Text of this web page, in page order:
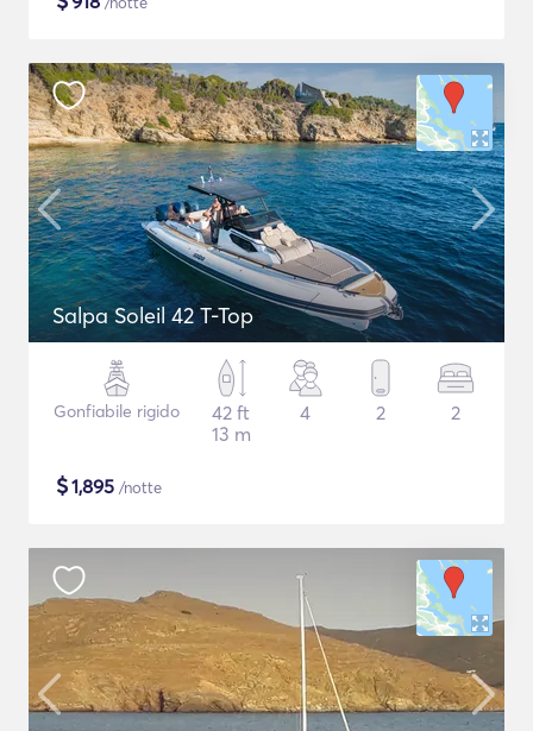
Salpa Soleil 42 T-Top
Gonfiabile rigido
42 ft
13 m
4 2 2
$1,895 /notte